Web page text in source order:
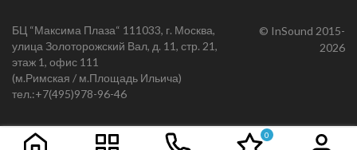
БЦ “Максима Плаза“ 111033, г. Москва,
улица Золоторожский Вал, д. 11, стр. 21,
этаж 1, офис 111
(м.Римская / м.Площадь Ильича)
тел.:+7(495)978-96-46
© InSound 2015-
2026
0